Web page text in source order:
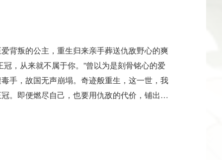
背叛的公主，重生归来亲手葬送仇敌野心的爽
，从来就不属于你。”曾以为是刻骨铭心的爱
手，故国无声崩塌。奇迹般重生，这一世，我
。即便燃尽自己，也要用仇敌的代价，铺出一